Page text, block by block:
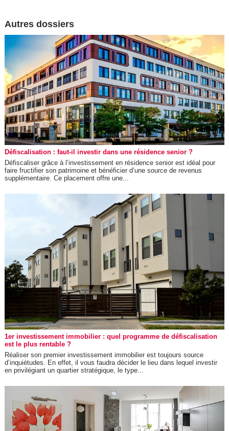
Autres dossiers
Défiscalisation : faut-il investir dans une résidence senior ?
Défiscaliser grâce à l’investissement en résidence senior est idéal pour
faire fructifier son patrimoine et bénéficier d’une source de revenus
supplémentaire. Ce placement offre une...
1er investissement immobilier : quel programme de défiscalisation
est le plus rentable ?
Réaliser son premier investissement immobilier est toujours source
d’inquiétudes. En effet, il vous faudra décider le lieu dans lequel investir
en privilégiant un quartier stratégique, le type...